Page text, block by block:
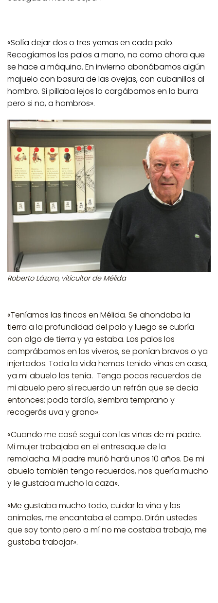
«Solía dejar dos o tres yemas en cada palo.
Recogíamos los palos a mano, no como ahora que
se hace a máquina. En invierno abonábamos algún
majuelo con basura de las ovejas, con cubanillos al
hombro. Si pillaba lejos lo cargábamos en la burra
pero si no, a hombros».
Roberto Lázaro, viticultor de Mélida
«Teníamos las fincas en Mélida. Se ahondaba la
tierra a la profundidad del palo y luego se cubría
con algo de tierra y ya estaba. Los palos los
comprábamos en los viveros, se ponían bravos o ya
injertados. Toda la vida hemos tenido viñas en casa,
ya mi abuelo las tenía. Tengo pocos recuerdos de
mi abuelo pero sí recuerdo un refrán que se decía
entonces: poda tardío, siembra temprano y
recogerás uva y grano».
«Cuando me casé seguí con las viñas de mi padre.
Mi mujer trabajaba en el entresaque de la
remolacha. Mi padre murió hará unos 10 años. De mi
abuelo también tengo recuerdos, nos quería mucho
y le gustaba mucho la caza».
«Me gustaba mucho todo, cuidar la viña y los
animales, me encantaba el campo. Dirán ustedes
que soy tonto pero a mí no me costaba trabajo, me
gustaba trabajar».